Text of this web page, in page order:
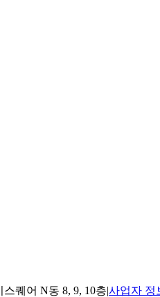
퀘어 N동 8, 9, 10층|사업자 정